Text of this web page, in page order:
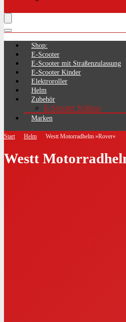
Shop:
E-Scooter
E-Scooter mit Straßenzulassung
E-Scooter Kinder
Elektroroller
Helm
Zubehör
E-Scooter Schloss
Marken
Start Helm Westt Motorradhelm »Rover«
Westt